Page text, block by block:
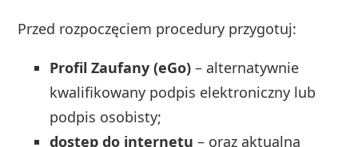
Przed rozpoczęciem procedury przygotuj:
Profil Zaufany (eGo) – alternatywnie
kwalifikowany podpis elektroniczny lub
podpis osobisty;
dostęp do internetu – oraz aktualną